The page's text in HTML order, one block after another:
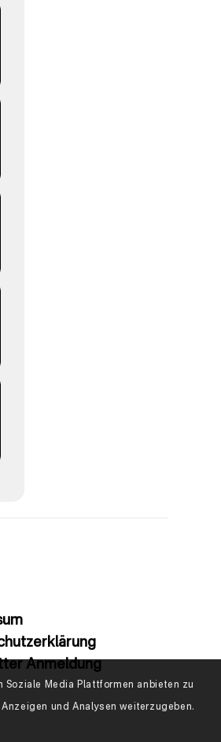
Anmeldung
Media Plattformen anbieten zu
und Analysen weiterzugeben.